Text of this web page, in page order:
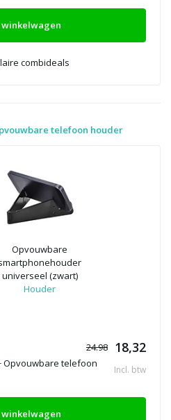
winkelwagen
combideals
telefoon houder
Opvouwbare
universeel (zwart)
Houder
24.98 18,32
Opvouwbare telefoon
Incl. btw
winkelwagen